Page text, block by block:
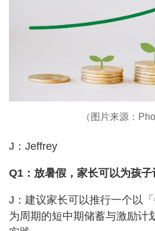
（图片来源：
J：Jeffrey
Q1：放暑假，家长可以为孩子
J：建议家长可以推行一个以「
为周期的短中期储蓄与激励计